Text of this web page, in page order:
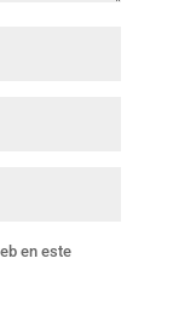
en este